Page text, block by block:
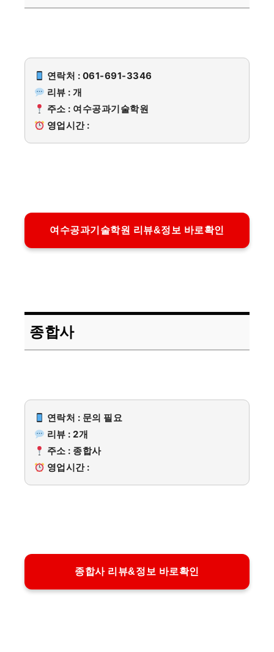
연락처 : 061-691-3346
리뷰 : 개
주소 : 여수공과기술학원
영업시간 :
여수공과기술학원 리뷰&정보 바로확인
종합사
연락처 : 문의 필요
리뷰 : 2개
주소 : 종합사
영업시간 :
종합사 리뷰&정보 바로확인